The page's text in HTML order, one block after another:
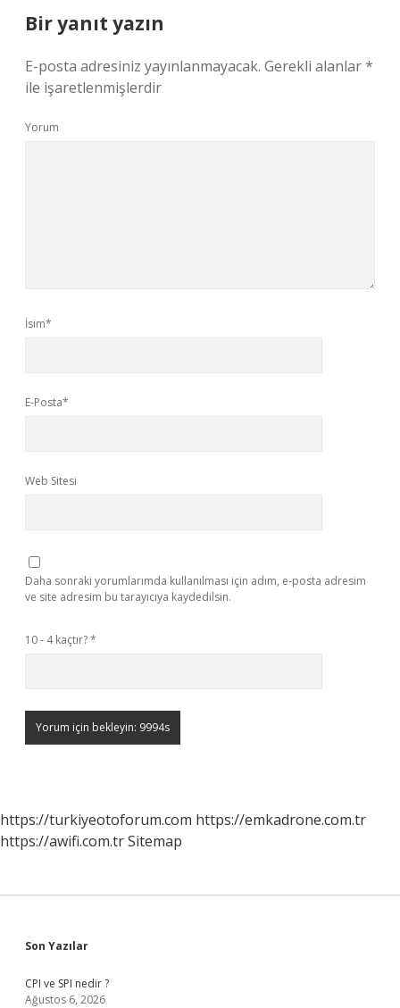
Bir yanıt yazın
E-posta adresiniz yayınlanmayacak. Gerekli alanlar*
ile işaretlenmişlerdir
Yorum
İsim*
E-Posta*
Web Sitesi
Daha sonraki yorumlarımda kullanılması için adım, e-posta adresim
ve site adresim bu tarayıcıya kaydedilsin.
10 - 4 kaçtır?*
https://turkiyeotoforum.com https://emkadrone.com.tr
https://awifi.com.trSitemap
Sidebar
Son Yazılar
CPI ve SPI nedir ?
Ağustos 6, 2026